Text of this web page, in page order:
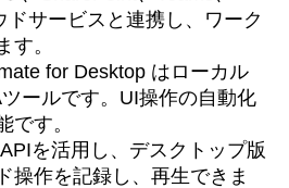
サービスと連携し、ワーク
す。
for Desktop はローカル
ールです。UI操作の自動化
です。
を活用し、デスクトップ版
操作を記録し、再生できま